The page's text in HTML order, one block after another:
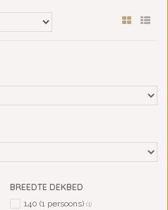
BREEDTE DEKBED
140 (1 persoons) (1)